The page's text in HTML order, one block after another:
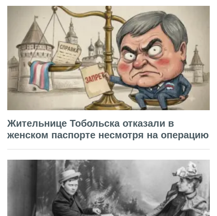
Жительнице Тобольска отказали в
женском паспорте несмотря на операцию